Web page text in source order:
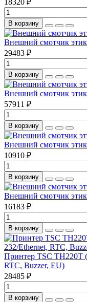
В корзину
Внешний смотчик
29483 ₽
В корзину
Внешний смотчик
57911 ₽
В корзину
Внешний смотчик
10910 ₽
В корзину
Внешний смотчик
16183 ₽
В корзину
Принтер TSC TH220T
RTC, Buzzer, EU)
28485 ₽
В корзину